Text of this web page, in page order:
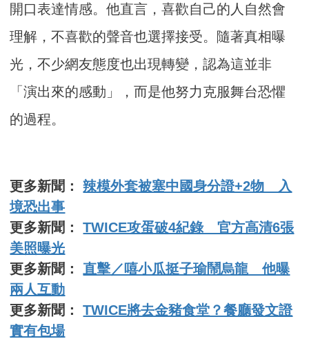
開口表達情感。他直言，喜歡自己的人自然會
理解，不喜歡的聲音也選擇接受。隨著真相曝
光，不少網友態度也出現轉變，認為這並非
「演出來的感動」，而是他努力克服舞台恐懼
的過程。
更多新聞：辣模外套被塞中國身分證+2物 入
境恐出事
更多新聞：TWICE攻蛋破4紀錄 官方高清6張
美照曝光
更多新聞： 直擊／嘻小瓜挺子瑜鬧烏龍 他曝
兩人互動
更多新聞：TWICE將去金豬食堂？餐廳發文證
實有包場